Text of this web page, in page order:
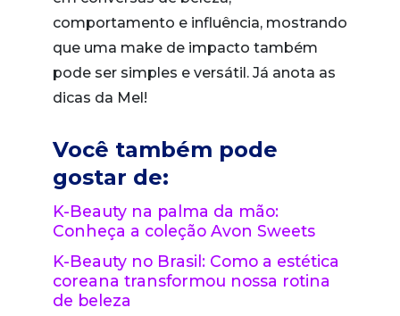
comportamento e influência, mostrando
que uma make de impacto também
pode ser simples e versátil. Já anota as
dicas da Mel!
Você também pode
gostar de:
K-Beauty na palma da mão:
Conheça a coleção Avon Sweets
K-Beauty no Brasil: Como a estética
coreana transformou nossa rotina
de beleza